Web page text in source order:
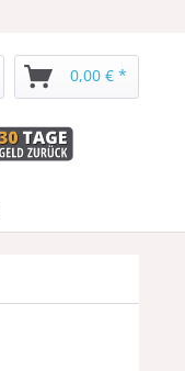
0,00 € *